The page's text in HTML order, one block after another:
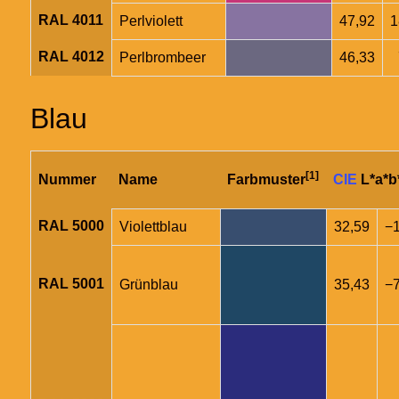
RAL 4011 Perlviolett 47,92
RAL 4012 Perlbrombeer 46,33
Blau
Nummer Name Farbmuster[1] CIE
RAL 5000 Violettblau 32,59
RAL 5001 Grünblau 35,43